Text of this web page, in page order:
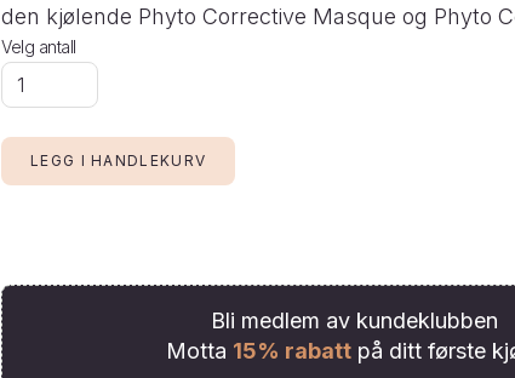
den kjølende Phyto Corrective Masque og Phyto
Velg antall
Bli medlem av kundeklubben
Motta 15% rabatt på ditt første